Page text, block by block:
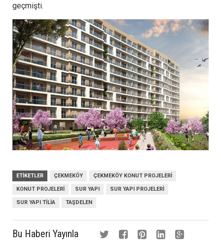
geçmişti.
ETIKETLER ÇEKMEKÖY ÇEKMEKÖY KONUT PROJELERI
KONUT PROJELERI SUR YAPI SUR YAPI PROJELERI
SUR YAPI TILIA TAŞDELEN
Bu Haberi Yayınla